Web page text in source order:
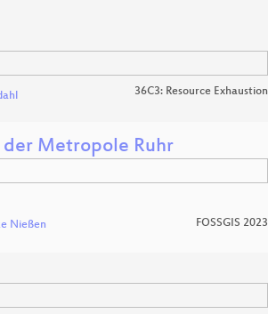
36C3: Resource Exhaustion
Metropole Ruhr
Nießen FOSSGIS 2023